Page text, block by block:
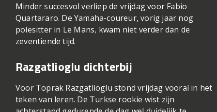
Minder succesvol verliep de vrijdag voor Fabio
Quartararo. De Yamaha-coureur, vorig jaar nog
polesitter in Le Mans, kwam niet verder dan de
zeventiende tijd.
Razgatlioglu dichterbij
Voor Toprak Razgatlioglu stond vrijdag vooral in het
teken van leren. De Turkse rookie wist zijn